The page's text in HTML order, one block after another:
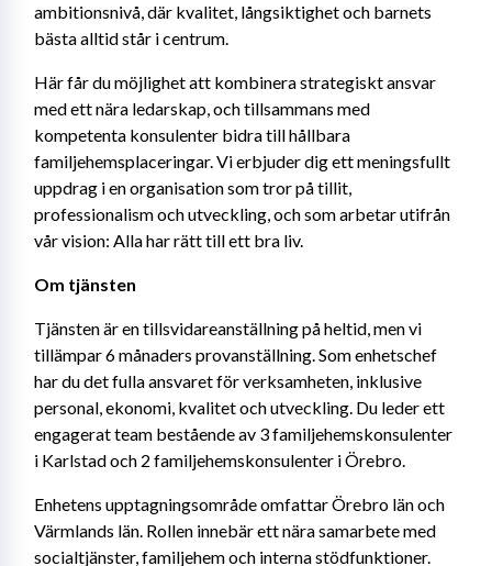
ambitionsnivå, där kvalitet, långsiktighet och barnets
bästa alltid står i centrum.
Här får du möjlighet att kombinera strategiskt ansvar
med ett nära ledarskap, och tillsammans med
kompetenta konsulenter bidra till hållbara
familjehemsplaceringar. Vi erbjuder dig ett meningsfullt
uppdrag i en organisation som tror på tillit,
professionalism och utveckling, och som arbetar utifrån
vår vision: Alla har rätt till ett bra liv.
Om tjänsten
Tjänsten är en tillsvidareanställning på heltid, men vi
tillämpar 6 månaders provanställning. Som enhetschef
har du det fulla ansvaret för verksamheten, inklusive
personal, ekonomi, kvalitet och utveckling. Du leder ett
engagerat team bestående av 3 familjehemskonsulenter
i Karlstad och 2 familjehemskonsulenter i Örebro.
Enhetens upptagningsområde omfattar Örebro län och
Värmlands län. Rollen innebär ett nära samarbete med
socialtjänster, familjehem och interna stödfunktioner.